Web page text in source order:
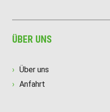
ÜBER UNS
Über uns
Anfahrt